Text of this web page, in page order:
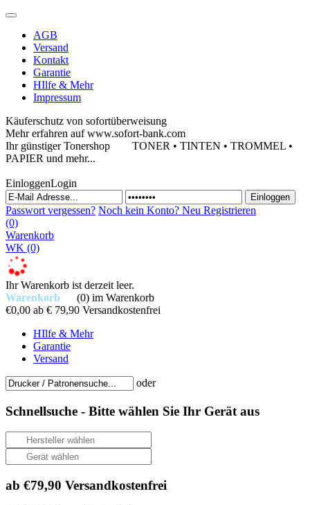
AGB
Versand
Kontakt
Garantie
HIlfe & Mehr
Impressum
Käuferschutz von sofortüberweisung
Mehr erfahren auf www.sofort-bank.com
Ihr günstiger Tonershop TONER • TINTEN • TROMMEL •
PAPIER und mehr...
EinloggenLogin
Passwort vergessen? Noch kein Konto? Neu Registrieren
(0)
Warenkorb
WK (0)
Ihr Warenkorb ist derzeit leer.
Warenkorb
(0) im Warenkorb
€0,00 ab € 79,90 Versandkostenfrei
HIlfe & Mehr
Garantie
Versand
oder
Schnellsuche - Bitte wählen Sie Ihr Gerät aus
ab €79,90 Versandkostenfrei